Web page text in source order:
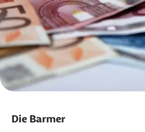
Die Barmer